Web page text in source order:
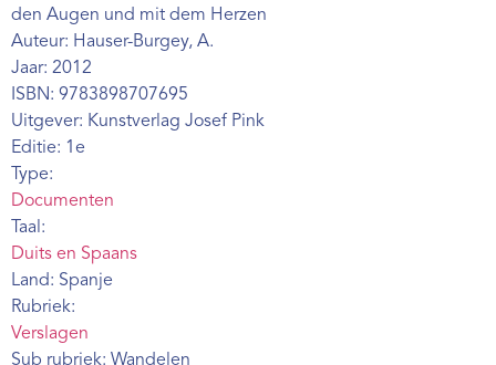
Contact
den Augen und mit dem Herzen
Auteur: Hauser-Burgey, A.
Jaar: 2012
ISBN: 9783898707695
Uitgever: Kunstverlag Josef Pink
Editie: 1e
Type:
Documenten
Taal:
Duits en Spaans
Land: Spanje
Rubriek:
Verslagen
Sub rubriek: Wandelen